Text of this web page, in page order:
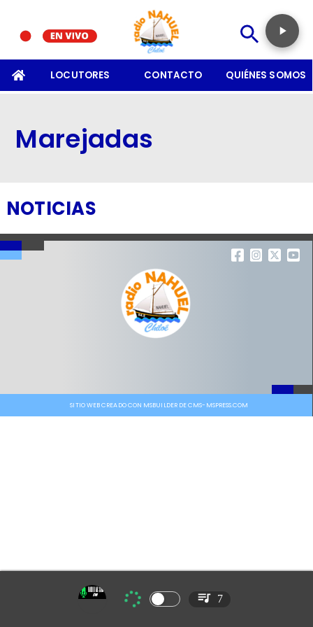
LOCUTORES CONTACTO QUIÉNES SOMOS
Marejadas
NOTICIAS
SITIO WEB CREADO CON MSBUILDER DE CMS-MSPRESS.COM
7